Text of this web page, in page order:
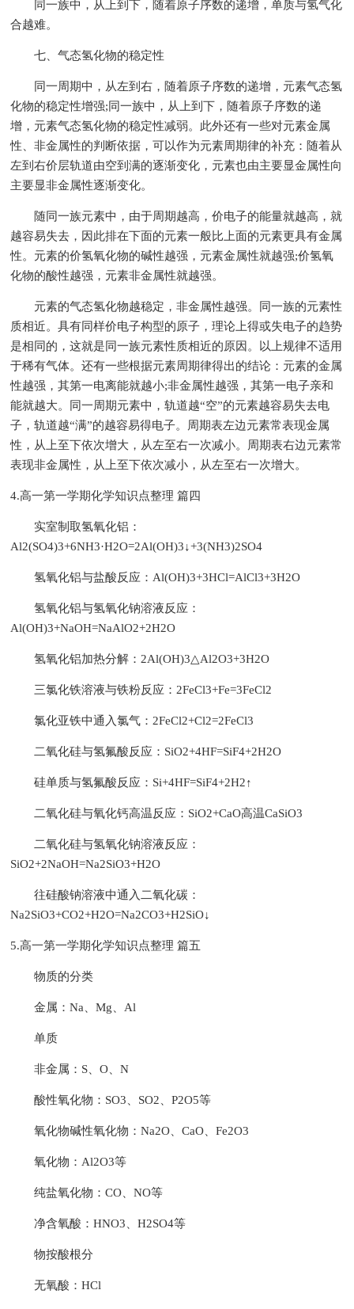
同一族中，从上到下，随着原子序数的递增，单质与氢气化
合越难。
七、气态氢化物的稳定性
同一周期中，从左到右，随着原子序数的递增，元素气态氢
化物的稳定性增强;同一族中，从上到下，随着原子序数的递
增，元素气态氢化物的稳定性减弱。此外还有一些对元素金属
性、非金属性的判断依据，可以作为元素周期律的补充：随着从
左到右价层轨道由空到满的逐渐变化，元素也由主要显金属性向
主要显非金属性逐渐变化。
随同一族元素中，由于周期越高，价电子的能量就越高，就
越容易失去，因此排在下面的元素一般比上面的元素更具有金属
性。元素的价氢氧化物的碱性越强，元素金属性就越强;价氢氧
化物的酸性越强，元素非金属性就越强。
元素的气态氢化物越稳定，非金属性越强。同一族的元素性
质相近。具有同样价电子构型的原子，理论上得或失电子的趋势
是相同的，这就是同一族元素性质相近的原因。以上规律不适用
于稀有气体。还有一些根据元素周期律得出的结论：元素的金属
性越强，其第一电离能就越小;非金属性越强，其第一电子亲和
能就越大。同一周期元素中，轨道越“空”的元素越容易失去电
子，轨道越“满”的越容易得电子。周期表左边元素常表现金属
性，从上至下依次增大，从左至右一次减小。周期表右边元素常
表现非金属性，从上至下依次减小，从左至右一次增大。
4.高一第一学期化学知识点整理 篇四
实室制取氢氧化铝：
Al2(SO4)3+6NH3·H2O=2Al(OH)3↓+3(NH3)2SO4
氢氧化铝与盐酸反应：Al(OH)3+3HCl=AlCl3+3H2O
氢氧化铝与氢氧化钠溶液反应：
Al(OH)3+NaOH=NaAlO2+2H2O
氢氧化铝加热分解：2Al(OH)3△Al2O3+3H2O
三氯化铁溶液与铁粉反应：2FeCl3+Fe=3FeCl2
氯化亚铁中通入氯气：2FeCl2+Cl2=2FeCl3
二氧化硅与氢氟酸反应：SiO2+4HF=SiF4+2H2O
硅单质与氢氟酸反应：Si+4HF=SiF4+2H2↑
二氧化硅与氧化钙高温反应：SiO2+CaO高温CaSiO3
二氧化硅与氢氧化钠溶液反应：
SiO2+2NaOH=Na2SiO3+H2O
往硅酸钠溶液中通入二氧化碳：
Na2SiO3+CO2+H2O=Na2CO3+H2SiO↓
5.高一第一学期化学知识点整理 篇五
物质的分类
金属：Na、Mg、Al
单质
非金属：S、O、N
酸性氧化物：SO3、SO2、P2O5等
氧化物碱性氧化物：Na2O、CaO、Fe2O3
氧化物：Al2O3等
纯盐氧化物：CO、NO等
净含氧酸：HNO3、H2SO4等
物按酸根分
无氧酸：HCl